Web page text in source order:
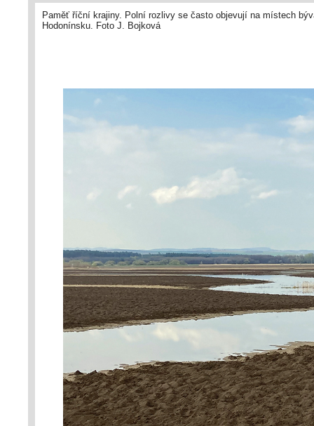
Paměť říční krajiny. Polní rozlivy se často objevují na místech
Hodonínsku. Foto J. Bojková